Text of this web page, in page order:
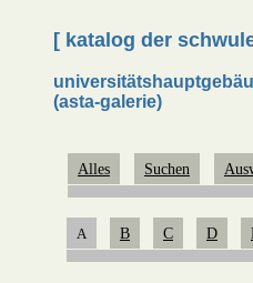
[ katalog der
(asta-galerie)
Alles Suchen
A B C D